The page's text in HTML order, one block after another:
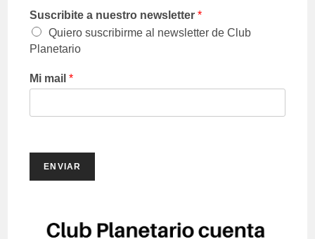
Suscribite a nuestro newsletter*
Quiero suscribirme al newsletter de Club
Planetario
Mi mail*
ENVIAR